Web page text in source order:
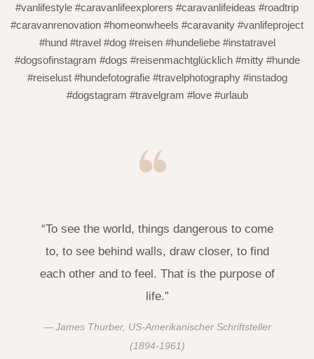
#vanlifestyle #caravanlifeexplorers #caravanlifeideas #roadtrip
#caravanrenovation #homeonwheels #caravanity #vanlifeproject
#hund #travel #dog #reisen #hundeliebe #instatravel
#dogsofinstagram #dogs #reisenmachtglücklich #mitty #hunde
#reiselust #hundefotografie #travelphotography #instadog
#dogstagram #travelgram #love #urlaub
“To see the world, things dangerous to come
to, to see behind walls, draw closer, to find
each other and to feel. That is the purpose of
life.”
James Thurber, US-Amerikanischer Schriftsteller
(1894-1961)